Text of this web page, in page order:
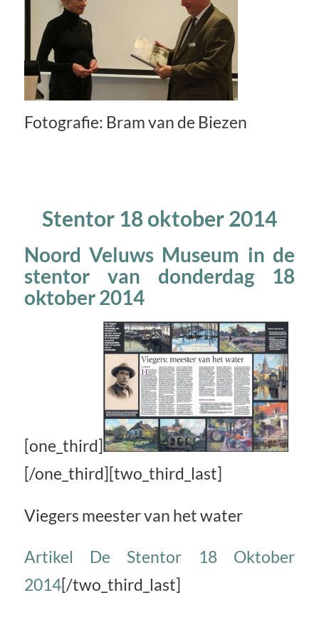
Fotografie: Bram van de Biezen
Stentor 18 oktober 2014
Noord Veluws Museum in de
stentor van donderdag 18
oktober 2014
[one_third]
[/one_third][two_third_last]
Viegers meester van het water
Artikel De Stentor 18 Oktober
2014[/two_third_last]